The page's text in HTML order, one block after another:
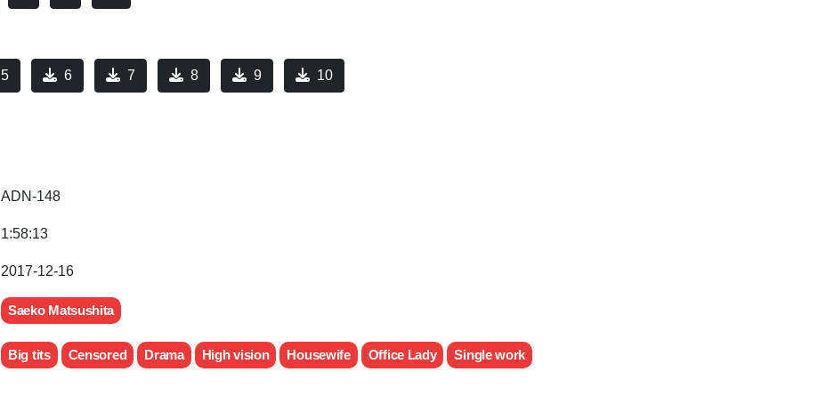
5 6 7 8 9 10
ADN-148
1:58:13
2017-12-16
Saeko Matsushita
Big tits Censored Drama High vision Housewife Office Lady Single work